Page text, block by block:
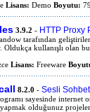
Lisans: Demo Boyutu:
3.9.2 - HTTP Proxy
tarafından
Oldukça kullanışlı olan
Lisans: Freeware
8.2.0 - Sesli
sayesinde internet
olduğunuz